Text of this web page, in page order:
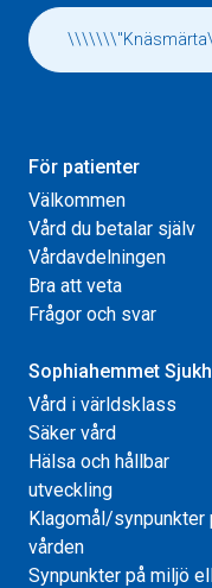
För patienter
Välkommen
Vård du betalar själv
Vårdavdelningen
Bra att veta
Frågor och svar
Sophiahemmet
Vård i världsklass
Säker vård
Hälsa och hållbar
utveckling
Klagomål/synpunkter
vården
Synpunkter på miljö